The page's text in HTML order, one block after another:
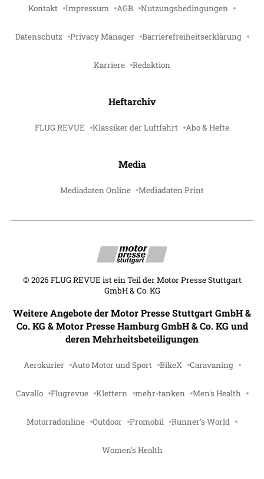
Kontakt Impressum AGB Nutzungsbedingungen
Datenschutz Privacy Manager Barrierefreiheitserklärung
Karriere Redaktion
Heftarchiv
FLUG REVUE Klassiker der Luftfahrt Abo & Hefte
Media
Mediadaten Online Mediadaten Print
© 2026 FLUG REVUE ist ein Teil der Motor Presse Stuttgart
GmbH & Co. KG
Weitere Angebote der Motor Presse Stuttgart GmbH &
Co. KG & Motor Presse Hamburg GmbH & Co. KG und
deren Mehrheitsbeteiligungen
Aerokurier Auto Motor und Sport BikeX Caravaning
Cavallo Flugrevue Klettern mehr-tanken Men's Health
Motorradonline Outdoor Promobil Runner's World
Women's Health